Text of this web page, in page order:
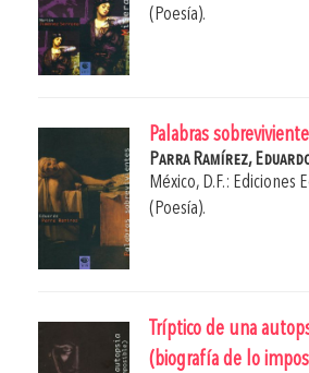
(Poesía).
Palabras
Parra Ramírez,
México, D.F.: Ediciones
(Poesía).
Tríptico de una
(biografía de lo